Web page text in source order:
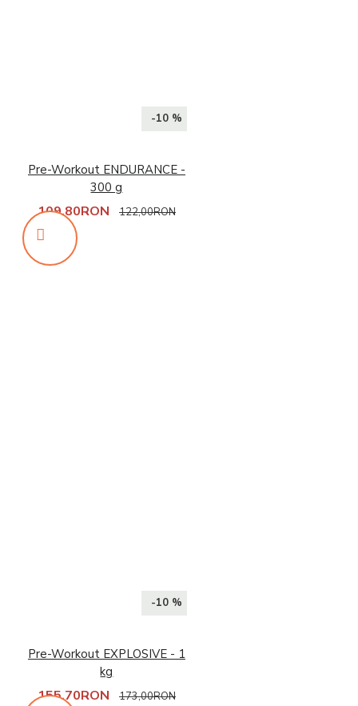
-10 %
Pre-Workout ENDURANCE -
300 g
109,80RON 122,00RON
-10 %
Pre-Workout EXPLOSIVE - 1
kg
155,70RON 173,00RON